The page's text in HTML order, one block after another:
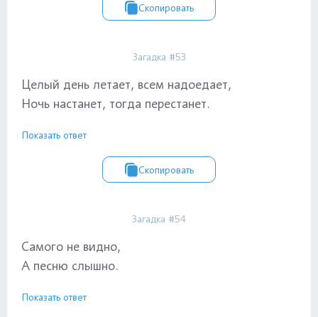
Скопировать
Загадка #53
Целый день летает, всем надоедает,
Ночь настанет, тогда перестанет.
Показать ответ
Скопировать
Загадка #54
Самого не видно,
А песню слышно.
Показать ответ